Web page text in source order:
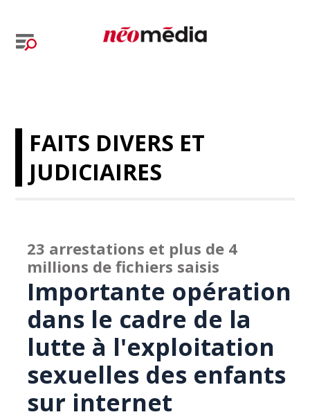
FAITS DIVERS ET
JUDICIAIRES
23 arrestations et plus de 4
millions de fichiers saisis
Importante opération
dans le cadre de la
lutte à l'exploitation
sexuelles des enfants
sur internet